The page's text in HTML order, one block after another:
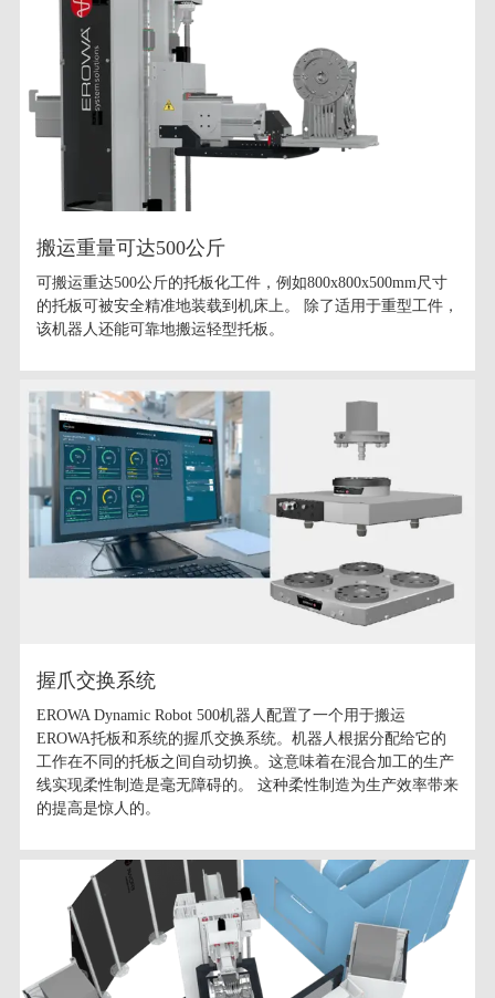
搬运重量可达500公斤
可搬运重达500公斤的托板化工件，例如800x800x500mm尺寸
的托板可被安全精准地装载到机床上。 除了适用于重型工件，
该机器人还能可靠地搬运轻型托板。
握爪交换系统
EROWA Dynamic Robot 500机器人配置了一个用于搬运
EROWA托板和系统的握爪交换系统。机器人根据分配给它的
工作在不同的托板之间自动切换。这意味着在混合加工的生产
线实现柔性制造是毫无障碍的。 这种柔性制造为生产效率带来
的提高是惊人的。